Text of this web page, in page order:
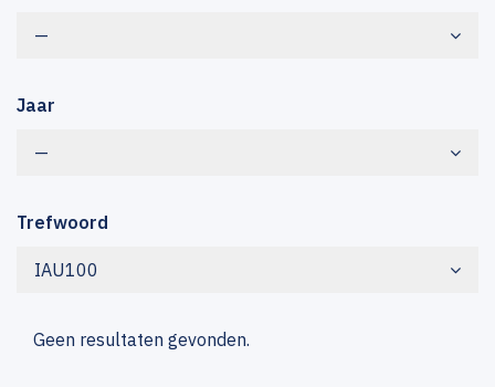
—
Jaar
—
Trefwoord
IAU100
Geen resultaten gevonden.